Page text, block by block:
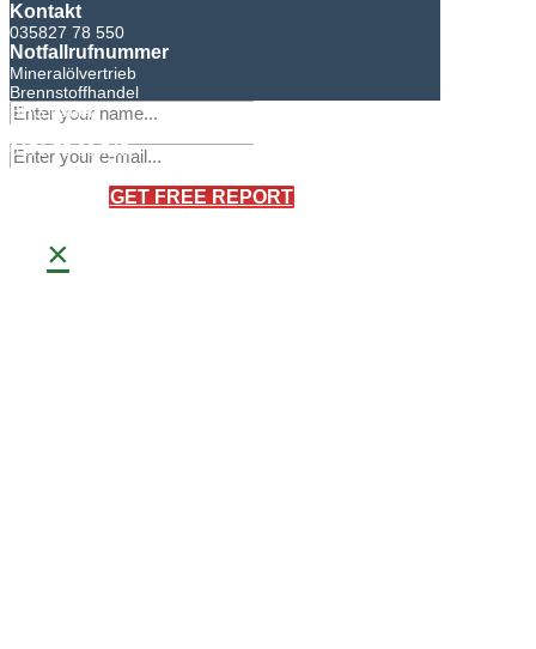
GET FREE REPORT
×
Kontakt
035827 78 550
Notfallrufnummer
Mineralölvertrieb
Brennstoffhandel
BHG Laden
Sandro Bretschneider
0171 75 90 745
×